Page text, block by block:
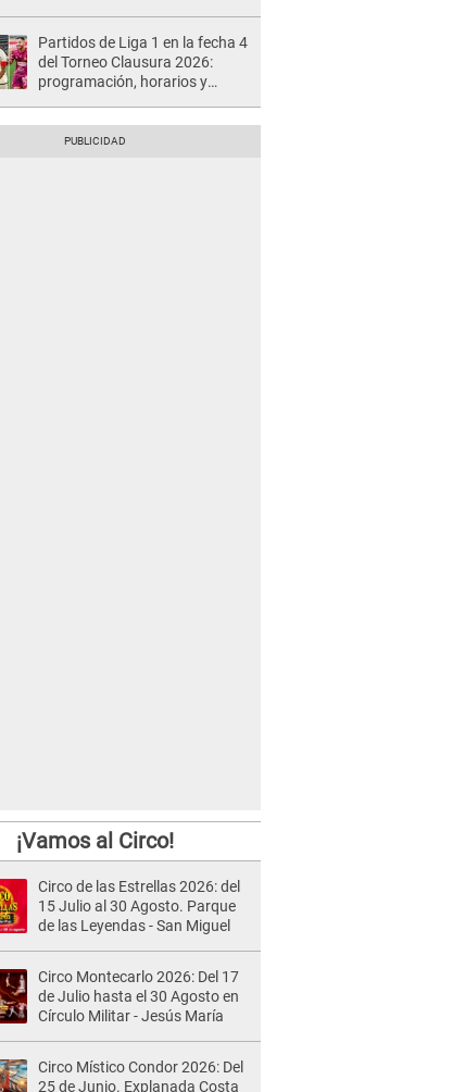
Partidos de Liga 1 en la fecha 4
del Torneo Clausura 2026:
programación, horarios y
¡Vamos al Circo!
Circo de las Estrellas 2026: del
15 Julio al 30 Agosto. Parque
de las Leyendas - San Miguel
Circo Montecarlo 2026: Del 17
de Julio hasta el 30 Agosto en
Círculo Militar - Jesús María
Circo Místico Condor 2026: Del
25 de Junio. Explanada Costa